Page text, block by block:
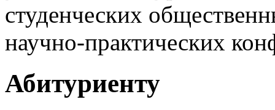
студенческих
научно-практических
Абитуриенту